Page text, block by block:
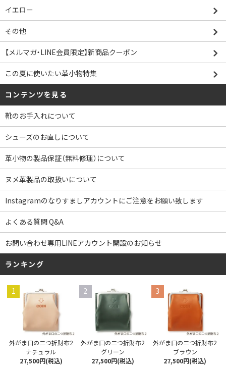
イエロー
その他
【メルマガ・LINE会員限定】新商品クーポン
この夏に使いたい革小物特集
コンテンツを見る
靴のお手入れについて
シューズのお直しについて
革小物の製品保証（無料修理）について
ヌメ革製品の取扱いについて
Instagramのなりすましアカウントにご注意をお願い致します
よくある質問 Q&A
お問い合わせ専用LINEアカウント開設のお知らせ
ランキング
1
外がま口の二つ折財布2
ナチュラル
27,500円(税込)
2
外がま口の二つ折財布2
グリーン
27,500円(税込)
3
外がま口の二つ折財布2
ブラウン
27,500円(税込)